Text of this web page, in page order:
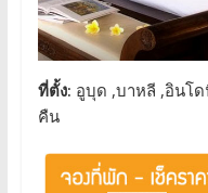
ที่ตั้ง: อูบุด ,บาหลี ,อินโด
คืน